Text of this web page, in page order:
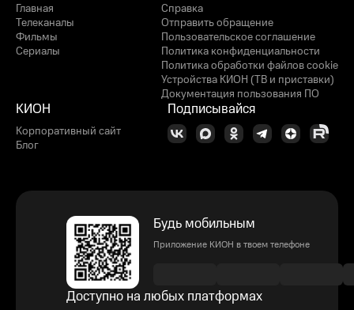
Главная
Телеканалы
Фильмы
Сериалы
Справка
Отправить обращение
Пользовательское соглашение
Политика конфиденциальности
Политика обработки файлов cookie
Устройства КИОН (ТВ и приставки)
Документация пользования ПО
КИОН
Корпоративный сайт
Блог
Подписывайся
Будь мобильным
Приложение КИОН в твоем телефоне
Доступно на любых платформах